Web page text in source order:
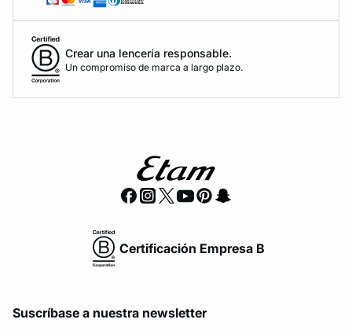
Crear una lencería responsable.
Un compromiso de marca a largo plazo.
Certificación Empresa B
Suscríbase a nuestra newsletter